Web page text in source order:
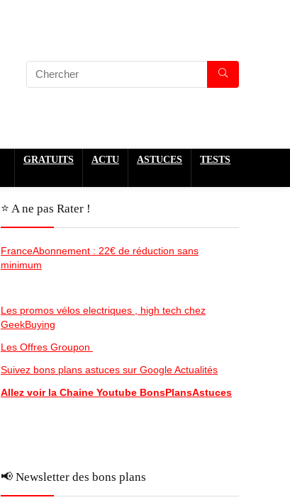
GRATUITS ACTU ASTUCES TESTS
⭐️ A ne pas Rater !
FranceAbonnement : 22€ de réduction sans
minimum
Les promos vélos electriques , high tech chez
GeekBuying
Les Offres Groupon
Suivez bons plans astuces sur Google Actualités
Allez voir la Chaine Youtube BonsPlansAstuces
📢 Newsletter des bons plans